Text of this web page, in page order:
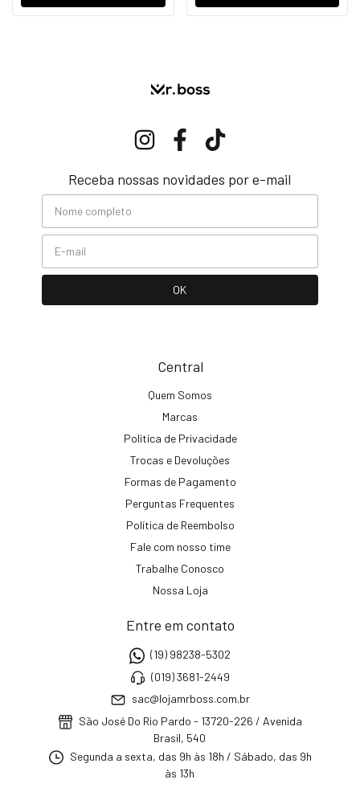
Receba nossas novidades por e-mail
Central
Quem Somos
Marcas
Política de Privacidade
Trocas e Devoluções
Formas de Pagamento
Perguntas Frequentes
Política de Reembolso
Fale com nosso time
Trabalhe Conosco
Nossa Loja
Entre em contato
(19) 98238-5302
(019) 3681-2449
sac@lojamrboss.com.br
São José Do Rio Pardo - 13720-226 / Avenida
Brasil, 540
Segunda a sexta, das 9h às 18h / Sábado, das 9h
às 13h